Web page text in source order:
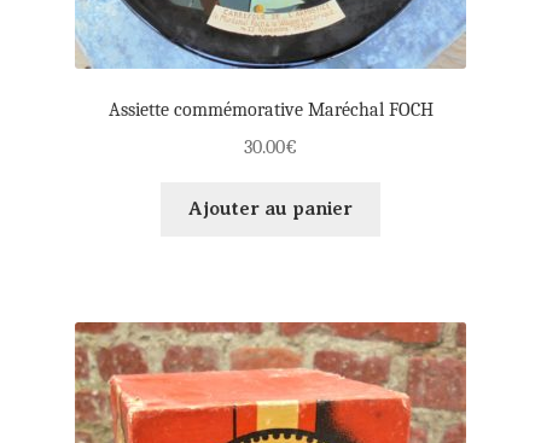
Assiette commémorative Maréchal FOCH
30.00€
Ajouter au panier